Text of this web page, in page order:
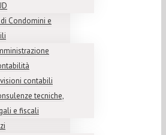
Condomini e
contabili
tecniche,
e fiscali